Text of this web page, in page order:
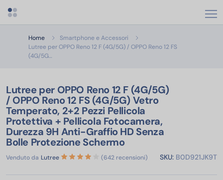
Apri menu categorie
Home
Smartphone e Accessori
Lutree per OPPO Reno 12 F (4G/5G) / OPPO Reno 12 FS
(4G/5G…
Lutree per OPPO Reno 12 F (4G/5G)
/ OPPO Reno 12 FS (4G/5G) Vetro
Temperato, 2+2 Pezzi Pellicola
Protettiva + Pellicola Fotocamera,
Durezza 9H Anti-Graffio HD Senza
Bolle Protezione Schermo
Venduto da Lutree (642 recensioni) SKU: B0D921JK9T